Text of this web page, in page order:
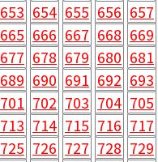
653 654 655 656 657
665 666 667 668 669
677 678 679 680 681
689 690 691 692 693
701 702 703 704 705
713 714 715 716 717
725 726 727 728 729